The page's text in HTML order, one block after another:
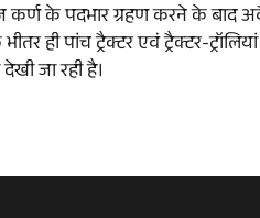
के पदभार ग्रहण करने के बाद
पांच ट्रैक्टर एवं ट्रैक्टर-ट्रॉलियां
जा रही है।